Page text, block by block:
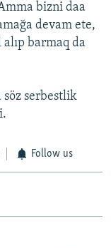
bizni daa
devam ete,
barmaq da
söz serbestlik
Follow us